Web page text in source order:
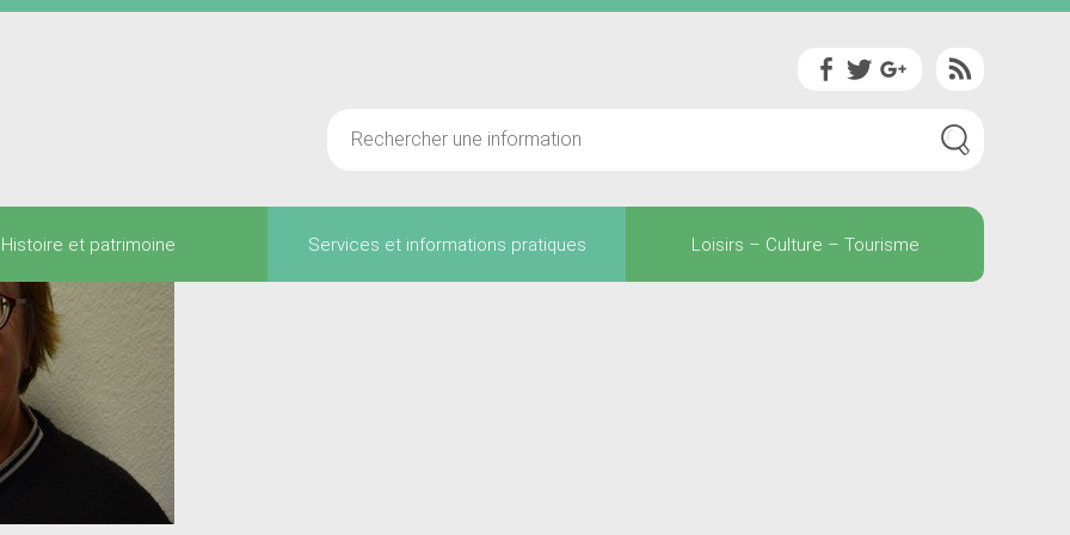
Histoire et patrimoine Services et informations pratiques Loisirs – Culture – Tourisme